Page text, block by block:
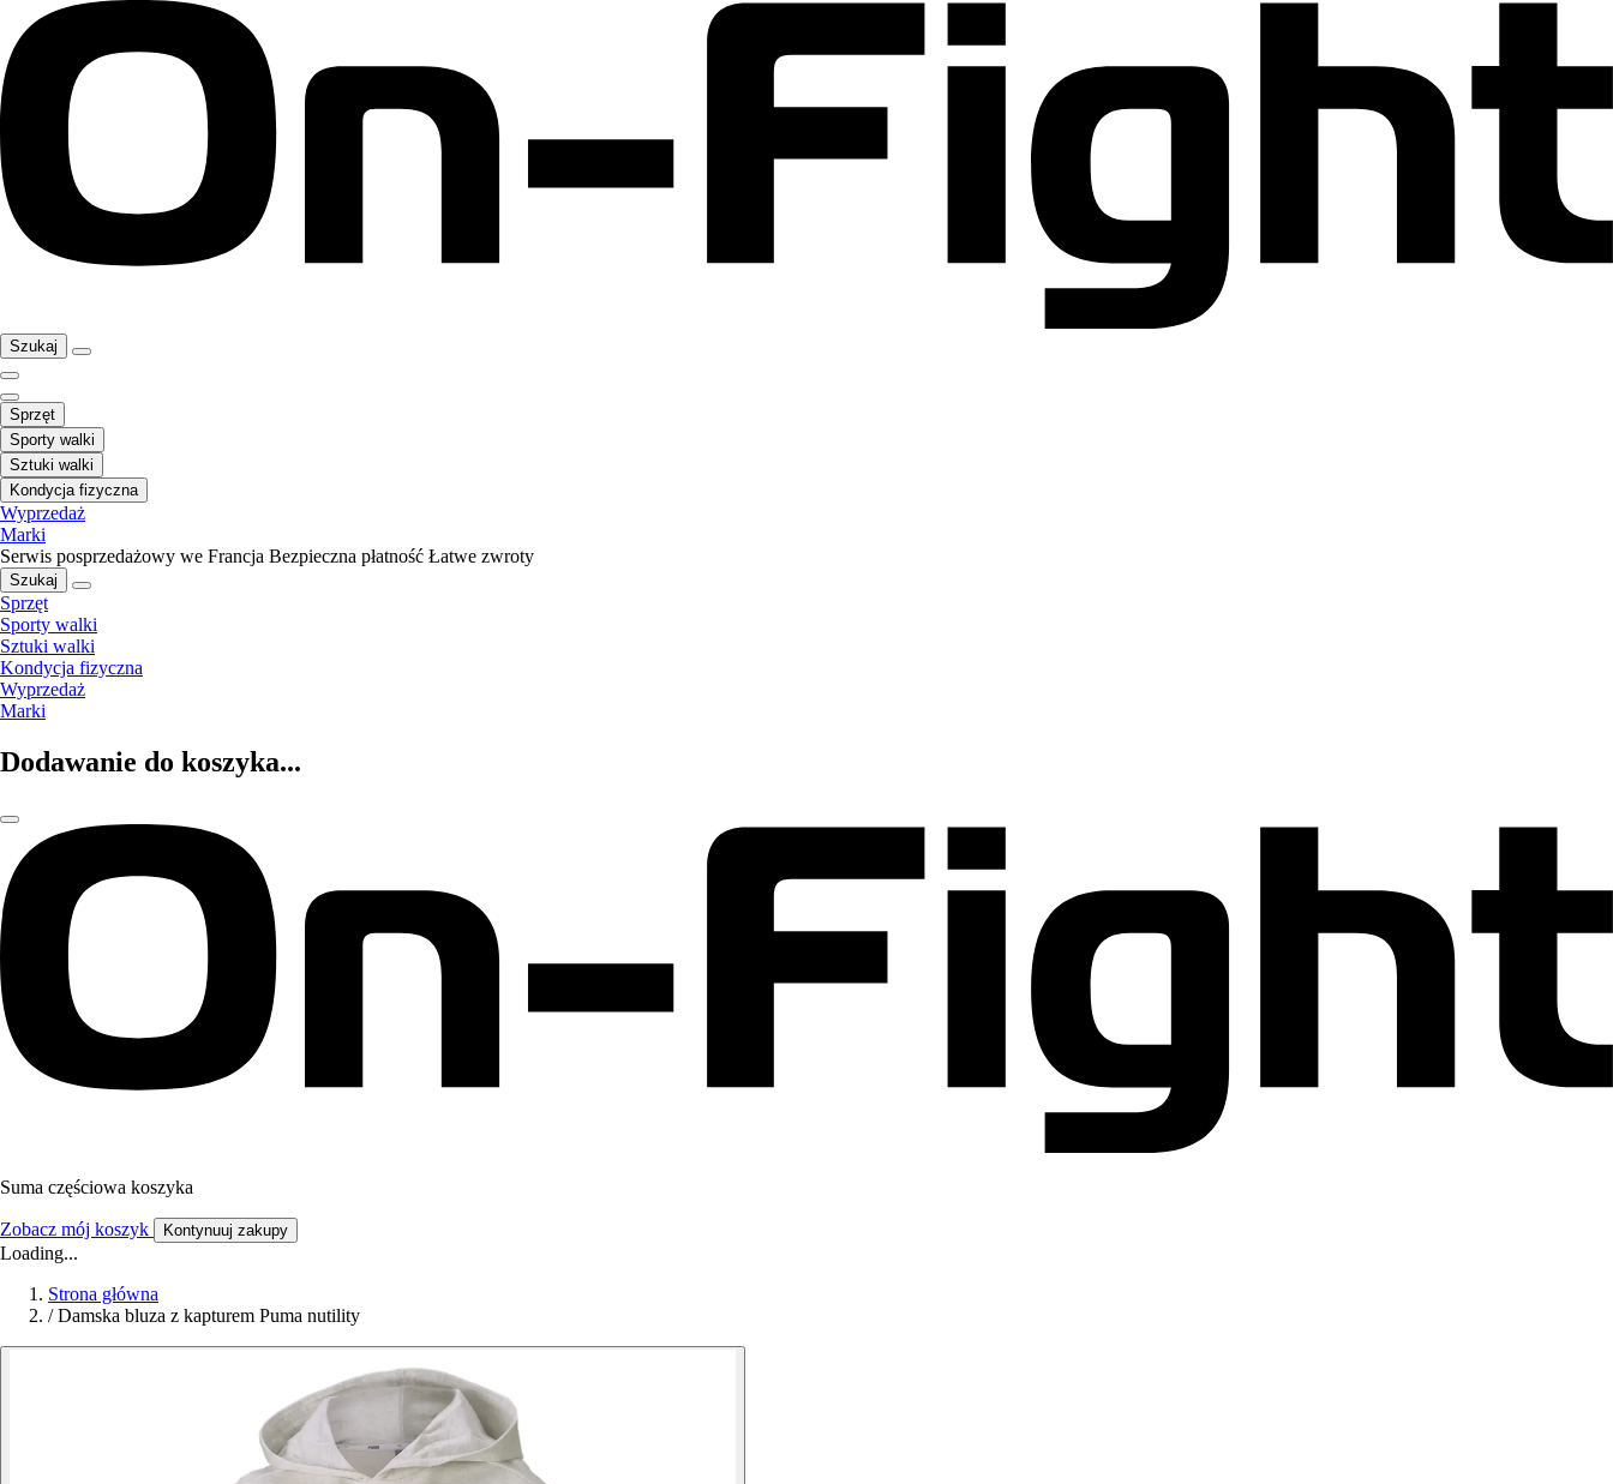
Szukaj
Sprzęt
Sporty walki
Sztuki walki
Kondycja fizyczna
Wyprzedaż
Marki
Serwis posprzedażowy we Francja Bezpieczna płatność Łatwe zwroty
Szukaj
Sprzęt
Sporty walki
Sztuki walki
Kondycja fizyczna
Wyprzedaż
Marki
Dodawanie do koszyka...
Suma częściowa koszyka
Zobacz mój koszyk Kontynuuj zakupy
Loading...
Strona główna
/ Damska bluza z kapturem Puma nutility